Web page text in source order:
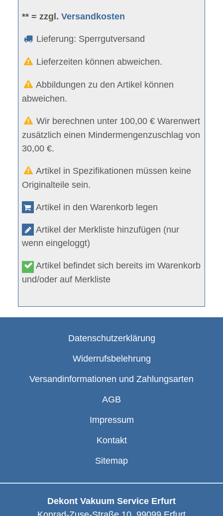
** = zzgl.Versandkosten
Lieferung: Sperrgutversand
Lieferzeiten können abweichen.
Abbildungen zu den Artikel können
abweichen.
Wir berechnen unter 100,00 € Warenwert
zusätzlich einen Mindermengenzuschlag von
30,00 €.
Artikel in Spezifikationen müssen keine
Originalteile sein.
Artikel in den Warenkorb legen
Artikel der Merkliste hinzufügen (nur
wenn eingeloggt)
Artikel befindet sich bereits im Warenkorb
und/oder auf Merkliste
Datenschutzerklärung
Widerrufsbelehrung
Versandinformationen und Zahlungsarten
AGB
Impressum
Kontakt
Sitemap
Dekont Vakuum Service Erfurt